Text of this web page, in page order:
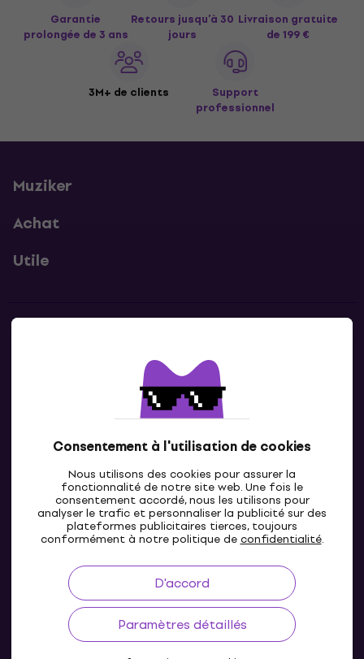
Consentement à l'utilisation de cookies
Nous utilisons des cookies pour assurer la
fonctionnalité de notre site web. Une fois le
consentement accordé, nous les utilisons pour
analyser le trafic et personnaliser la publicité sur des
plateformes publicitaires tierces, toujours
conformément à notre politique deconfidentialité.
D'accord
Paramètres détaillés
Garantie
prolongée de 3 ans
Retours jusqu’à 30
jours
Livraison gratuite
de 199 €
3M+ de clients
Support
professionnel
Muziker
Achat
Utile
Contacte nous
LU